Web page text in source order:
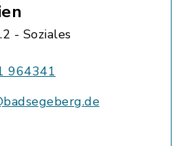
- Soziales
964341